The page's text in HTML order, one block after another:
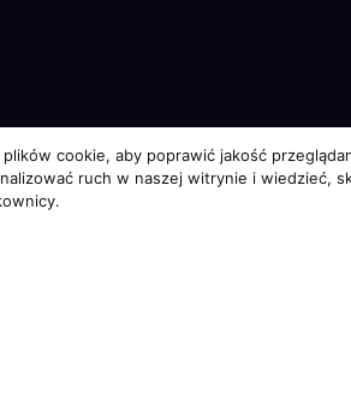
plików cookie, aby poprawić jakość
ruch w naszej witrynie i wiedzieć,